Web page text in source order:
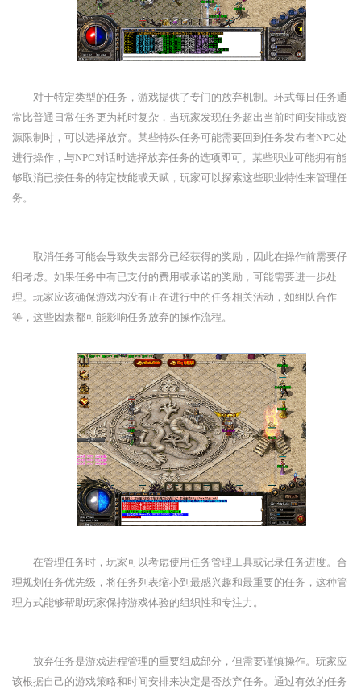
对于特定类型的任务，游戏提供了专门的放弃机制。环式每日任务通
常比普通日常任务更为耗时复杂，当玩家发现任务超出当前时间安排或资
源限制时，可以选择放弃。某些特殊任务可能需要回到任务发布者NPC处
进行操作，与NPC对话时选择放弃任务的选项即可。某些职业可能拥有能
够取消已接任务的特定技能或天赋，玩家可以探索这些职业特性来管理任
务。
取消任务可能会导致失去部分已经获得的奖励，因此在操作前需要仔
细考虑。如果任务中有已支付的费用或承诺的奖励，可能需要进一步处
理。玩家应该确保游戏内没有正在进行中的任务相关活动，如组队合作
等，这些因素都可能影响任务放弃的操作流程。
在管理任务时，玩家可以考虑使用任务管理工具或记录任务进度。合
理规划任务优先级，将任务列表缩小到最感兴趣和最重要的任务，这种管
理方式能够帮助玩家保持游戏体验的组织性和专注力。
放弃任务是游戏进程管理的重要组成部分，但需要谨慎操作。玩家应
该根据自己的游戏策略和时间安排来决定是否放弃任务。通过有效的任务